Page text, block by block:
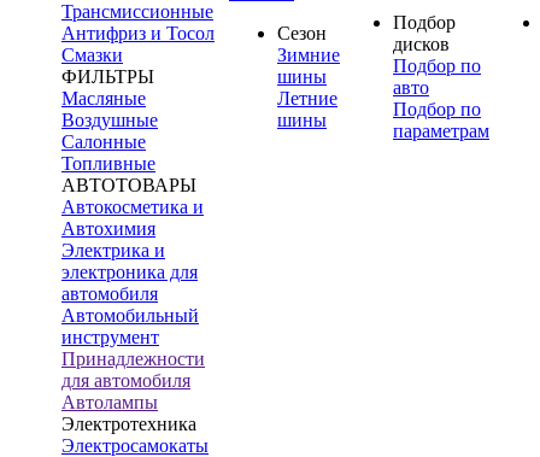
Трансмиссионные
Антифриз и Тосол
Смазки
ФИЛЬТРЫ
Масляные
Воздушные
Салонные
Топливные
АВТОТОВАРЫ
Автокосметика и
Автохимия
Электрика и
электроника для
автомобиля
Автомобильный
инструмент
Принадлежности
для автомобиля
Автолампы
Электротехника
Электросамокаты
Сезон
Зимние
шины
Летние
шины
Подбор
дисков
Подбор по
авто
Подбор по
параметрам